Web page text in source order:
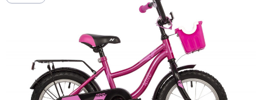
Добавляйте товары
в корзину